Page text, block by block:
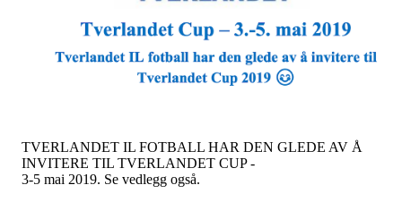
TVERLANDET IL FOTBALL HAR DEN GLEDE AV Å
INVITERE TIL TVERLANDET CUP -
3-5 mai 2019. Se vedlegg også.